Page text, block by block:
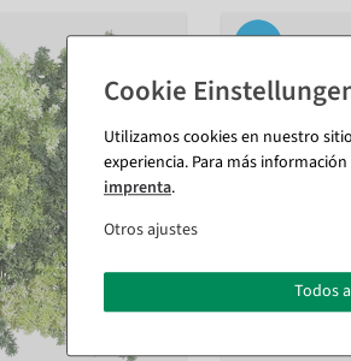
Utilizamos cookies en nuestro
experiencia. Para más
imprenta.
Otros ajustes
Todos